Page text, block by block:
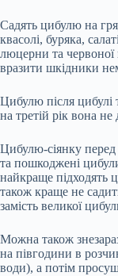
Садять цибулю на
квасолі, буряка,
люцерни та
вразити шкідники
Цибулю після цибулі
на третій рік вона
Цибулю-сіянку перед
та пошкоджені
найкраще підходять
також краще не
замість великої
Можна також
на півгодини в
води), а потім